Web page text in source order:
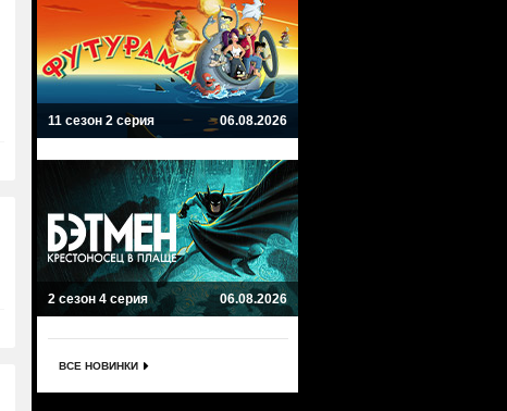
11 сезон 2 серия 06.08.2026
2 сезон 4 серия 06.08.2026
ВСЕ НОВИНКИ